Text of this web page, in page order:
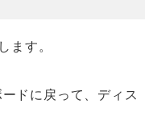
ます。
ドに戻って、ディス